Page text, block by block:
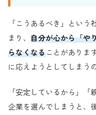
「こうあるべき」とい
まり、 自分が心から「や
らなくなることがありま
に応えようとしてしまう
「安定しているから」
企業を選んでしまうと、